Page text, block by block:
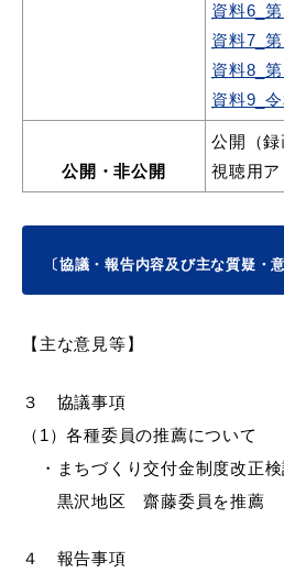
目的から探す
届出・証明
ごみ・リサイクル
各種相談窓口
資料6_
資料7_
資料8_
資料9_
公開・非公開
公開（録
視聴用
〔協議・報告内容及び主な質疑・意
【主な意見等】
３ 協議事項
（1）各種委員の推薦について
・まちづくり交付金制度改正
黒沢地区 齋藤委員を推薦
４ 報告事項